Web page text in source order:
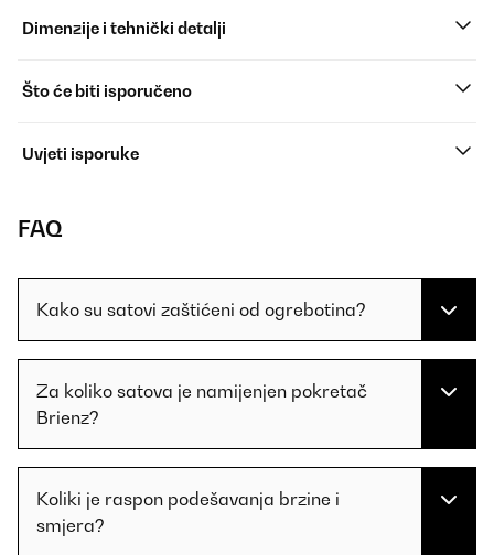
Dimenzije i tehnički detalji
Što će biti isporučeno
Uvjeti isporuke
FAQ
Kako su satovi zaštićeni od ogrebotina?
Za koliko satova je namijenjen pokretač
Brienz?
Koliki je raspon podešavanja brzine i
smjera?